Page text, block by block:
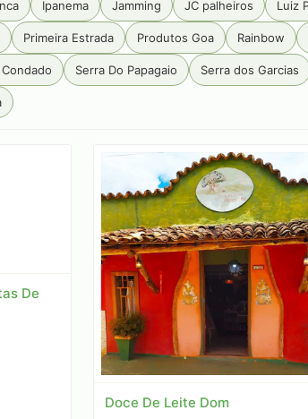
Ipanema Jamming JC palheiros Luiz
Primeira Estrada Produtos Goa Rainbow
Serra Do Papagaio Serra dos Garcias
De
Doce De Leite Dom